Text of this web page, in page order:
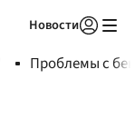
Новости
Проблемы с